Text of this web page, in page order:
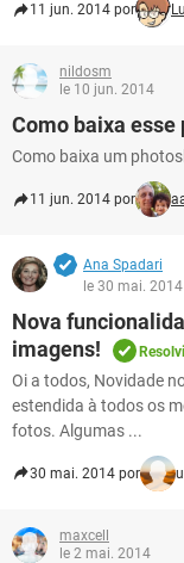
11 jun. 2014 por
nildosm
le 10 jun. 2014
Como baixa esse
Como baixa um
11 jun. 2014 por
Ana Spadari
le 30 mai. 2014
Nova
imagens!
Oi a todos, Novidade
estendida à todos os
fotos. Algumas ...
30 mai. 2014 por
maxcell
le 2 mai. 2014